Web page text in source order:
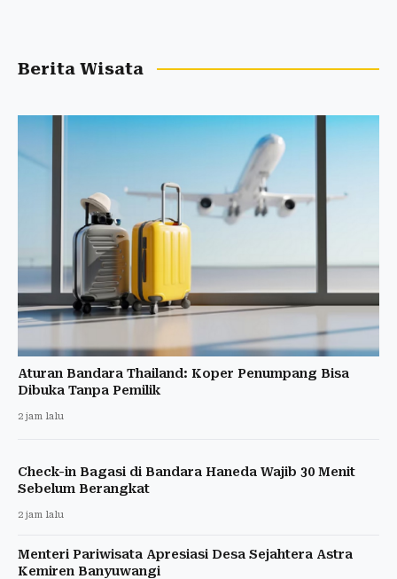
Berita Wisata
Aturan Bandara Thailand: Koper Penumpang Bisa
Dibuka Tanpa Pemilik
2 jam lalu
Check-in Bagasi di Bandara Haneda Wajib 30 Menit
Sebelum Berangkat
2 jam lalu
Menteri Pariwisata Apresiasi Desa Sejahtera Astra
Kemiren Banyuwangi